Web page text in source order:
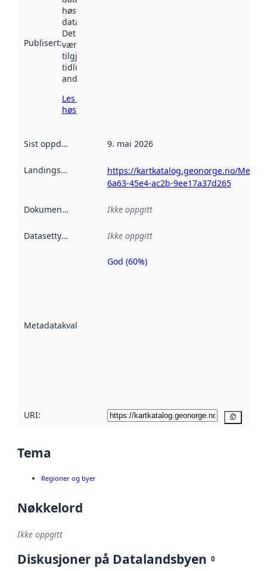
Publisert:
høstet av
data.norge.no.
Det kan ha
vært
tilgjengelig
tidligere
andre steder.
Les mer om
høsting her
Sist oppdatert 9. mai 2026
Landingsside
https://kartkatalog.geonorge.no/
6a63-45e4-ac2b-9ee17a37d265
Dokumentasjon Ikke oppgitt
Datasettype Ikke oppgitt
Metadatakvalitet
Metadatakvalitet
God (60%)
URI:
Tema
Regioner og byer
Nøkkelord
Ikke oppgitt
Diskusjoner på Datalandsbyen 0